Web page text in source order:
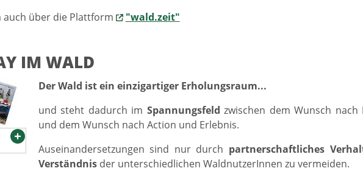
über die Plattform
"wald.zeit"
IM WALD
Der Wald ist ein einzigartiger Erholungsraum...
und steht dadurch im Spannungsfeld zwischen dem Wunsch
und dem Wunsch nach Action und Erlebnis.
Auseinandersetzungen sind nur durch partnerschaftliches
Verständnisder unterschiedlichen WaldnutzerInnen zu vermeiden.